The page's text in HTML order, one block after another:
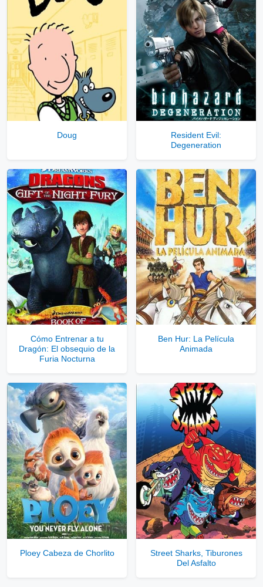
Doug
Resident Evil:
Degeneration
Cómo Entrenar a tu
Dragón: El obsequio de la
Furia Nocturna
Ben Hur: La Película
Animada
Ploey Cabeza de Chorlito
Street Sharks, Tiburones
Del Asfalto